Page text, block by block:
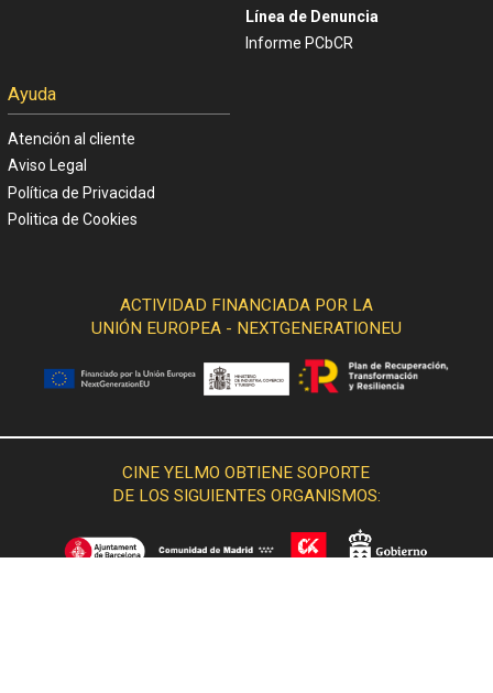
Línea de Denuncia
Informe PCbCR
Ayuda
Atención al cliente
Aviso Legal
Política de Privacidad
Politica de Cookies
ACTIVIDAD FINANCIADA POR LA
UNIÓN EUROPEA - NEXTGENERATIONEU
CINE YELMO OBTIENE SOPORTE
DE LOS SIGUIENTES ORGANISMOS: